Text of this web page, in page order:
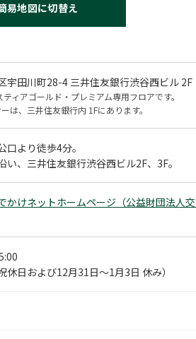
易地図に切替え
宇田川町28-4 三井住友銀行渋谷西ビル 2F
ィアゴールド・プレミアム専用フロアです。
は、三井住友銀行内 1Fにあります。
口より徒歩4分。
い、三井住友銀行渋谷西ビル2F、3F。
かけネットホームページ（公益財団法人
休日および12月31日～1月3日 休み）